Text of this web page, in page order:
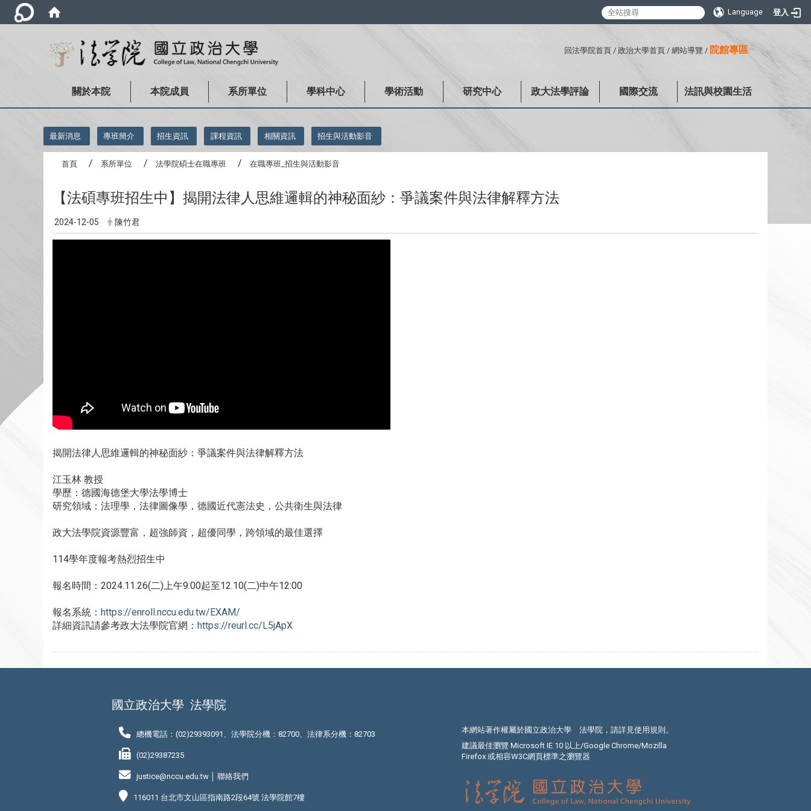
Language 登入
回法學院首頁 / 政治大學首頁 / 網站導覽 / 院館專區
關於本院 本院成員 系所單位 學科中心 學術活動 研究中心 政大法學評論 國際交流 法訊與校園生活
最新消息 專班簡介 招生資訊 課程資訊 相關資訊 招生與活動影音
首頁 系所單位 法學院碩士在職專班 在職專班_招生與活動影音
【法碩專班招生中】揭開法律人思維邏輯的神秘面紗：爭議案件與法律解釋方法
2024-12-05 陳竹君
揭開法律人思維邏輯的神秘面紗：爭議案件與法律解釋方法
江玉林 教授
學歷：德國海德堡大學法學博士
研究領域：法理學，法律圖像學，德國近代憲法史，公共衛生與法律
政大法學院資源豐富，超強師資，超優同學，跨領域的最佳選擇
114學年度報考熱烈招生中
報名時間：2024.11.26(二)上午9:00起至12.10(二)中午12:00
報名系統： https://enroll.nccu.edu.tw/EXAM/
詳細資訊請參考政大法學院官網： https://reurl.cc/L5jApX
國立政治大學 法學院
總機電話：(02)29393091、法學院分機：82700、法律系分機：82703
(02)29387235
justice@nccu.edu.tw │聯絡我們
116011 台北市文山區指南路2段64號 法學院館7樓
本網站著作權屬於國立政治大學 法學院，請詳見使用規則 。
建議最佳瀏覽 Microsoft IE 10 以上/Google Chrome/Mozilla
Firefox 或相容W3C網頁標準之瀏覽器